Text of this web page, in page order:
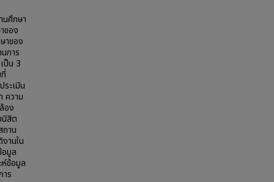
ศึกษา
ของ
าของ
การ
ป็น 3
ะเมิน
ความ
อง
นิสิต
าน
านใน
มูล
ข้อมูล
ร